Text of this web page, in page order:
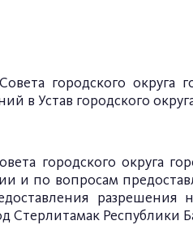
городского округа
в Устав городского
городского округа
и по вопросам
Стерлитамак Республики